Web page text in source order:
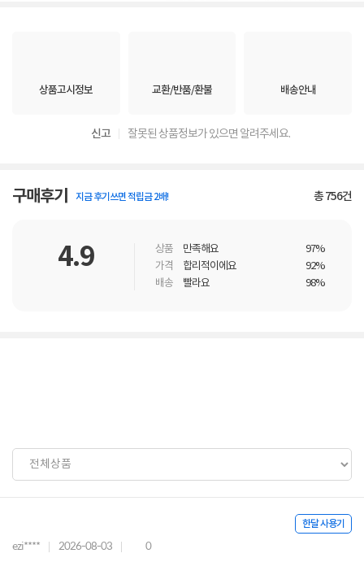
상품고시정보 교환/반품/환불 배송안내
신고 잘못된 상품정보가 있으면 알려주세요.
구매후기 지금 후기쓰면 적립금 2배! 총756건
4.9 상품 만족해요
97%
가격
합리적이에요
92%
배송
빨라요 98%
한달 사용기
ezi**** 2026-08-03 0